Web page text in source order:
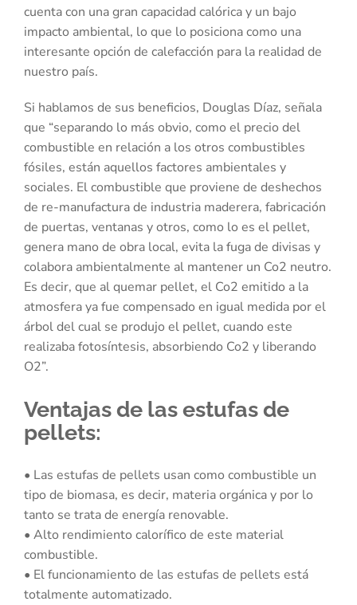
cuenta con una gran capacidad calórica y un bajo
impacto ambiental, lo que lo posiciona como una
interesante opción de calefacción para la realidad de
nuestro país.
Si hablamos de sus beneficios, Douglas Díaz, señala
que “separando lo más obvio, como el precio del
combustible en relación a los otros combustibles
fósiles, están aquellos factores ambientales y
sociales. El combustible que proviene de deshechos
de re-manufactura de industria maderera, fabricación
de puertas, ventanas y otros, como lo es el pellet,
genera mano de obra local, evita la fuga de divisas y
colabora ambientalmente al mantener un Co2 neutro.
Es decir, que al quemar pellet, el Co2 emitido a la
atmosfera ya fue compensado en igual medida por el
árbol del cual se produjo el pellet, cuando este
realizaba fotosíntesis, absorbiendo Co2 y liberando
O2”.
Ventajas de las estufas de
pellets:
• Las estufas de pellets usan como combustible un
tipo de biomasa, es decir, materia orgánica y por lo
tanto se trata de energía renovable.
• Alto rendimiento calorífico de este material
combustible.
• El funcionamiento de las estufas de pellets está
totalmente automatizado.